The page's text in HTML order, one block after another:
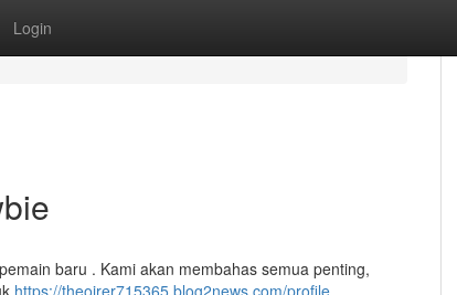
Login
baru . Kami akan membahas semua penting,
https://theoirer715365.blog2news.com/profile